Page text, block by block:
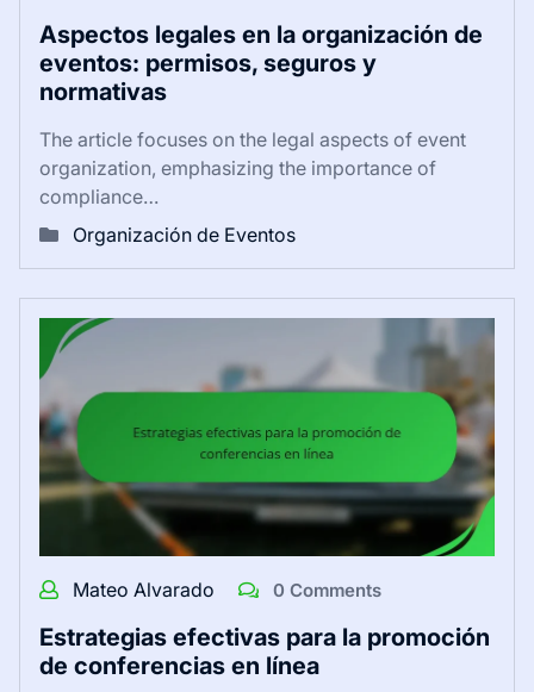
Aspectos legales en la organización de
eventos: permisos, seguros y
normativas
The article focuses on the legal aspects of event
organization, emphasizing the importance of
compliance…
Organización de Eventos
Mateo Alvarado 0 Comments
Estrategias efectivas para la promoción
de conferencias en línea